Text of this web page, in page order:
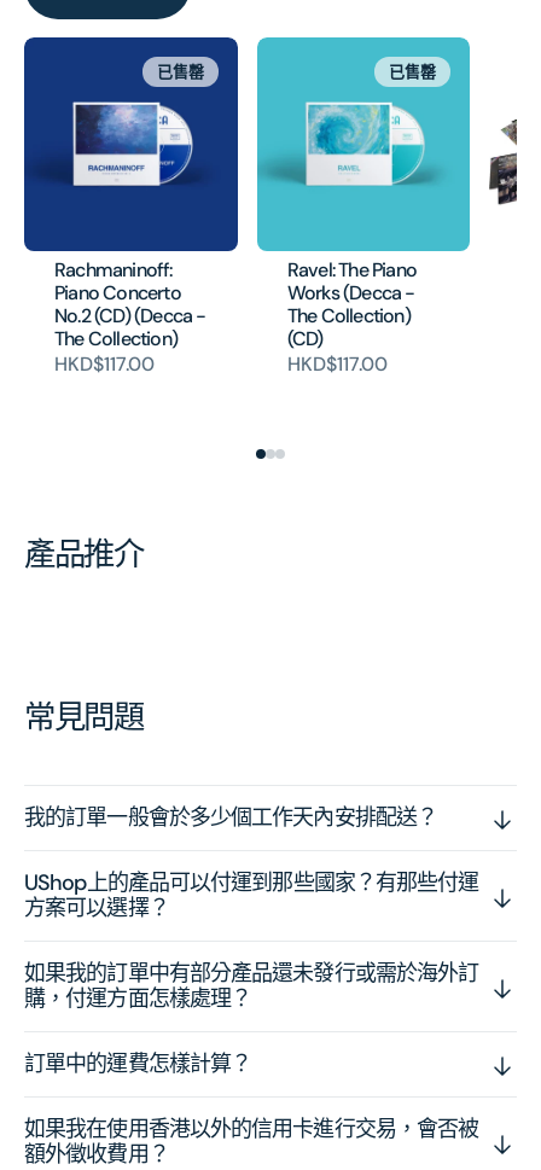
Rachmaninoff:
Piano Concerto
No.2 (CD) (Decca -
The Collection)
HKD$117.00
已售罄
Ravel: The Piano
Works (Decca -
The Collection)
(CD)
HKD$117.00
已售罄
產品推介
常見問題
我的訂單一般會於多少個工作天內安排配送？
UShop上的產品可以付運到那些國家？有那些付運
方案可以選擇？
如果我的訂單中有部分產品還未發行或需於海外訂
購，付運方面怎樣處理？
訂單中的運費怎樣計算？
如果我在使用香港以外的信用卡進行交易，會否被
額外徵收費用？